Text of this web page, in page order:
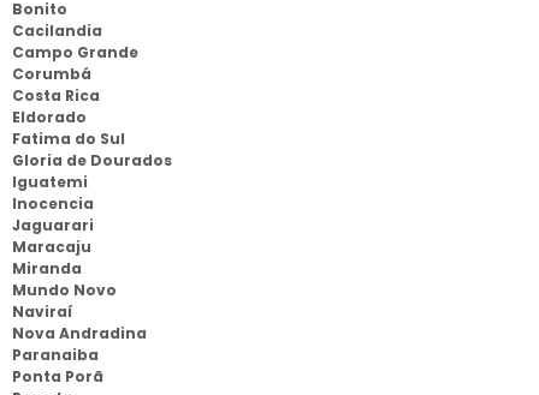
Bonito
Cacilandia
Campo Grande
Corumbá
Costa Rica
Eldorado
Fatima do Sul
Gloria de Dourados
Iguatemi
Inocencia
Jaguarari
Maracaju
Miranda
Mundo Novo
Naviraí
Nova Andradina
Paranaiba
Ponta Porã